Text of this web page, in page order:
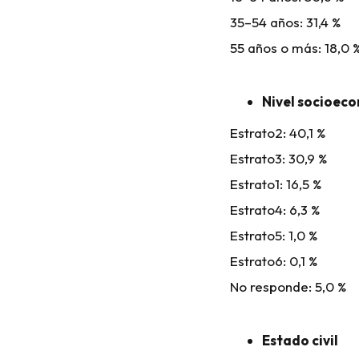
35–54 años: 31,4 %
55 años o más: 18,0
Nivel
Estrato2: 40,1 %
Estrato3: 30,9 %
Estrato1: 16,5 %
Estrato4: 6,3 %
Estrato5: 1,0 %
Estrato6: 0,1 %
No responde: 5,0 %
Estado civil